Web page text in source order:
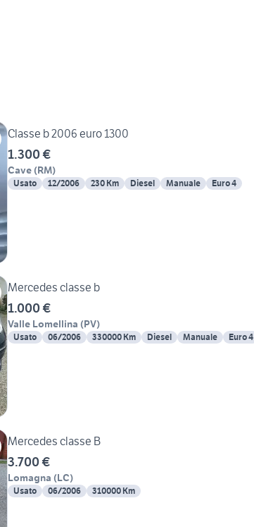
Classe b 2006 euro 1300
1.300 €
Cave (RM)
Usato 12/2006 230 Km Diesel Manuale Euro 4
Mercedes classe b
1.000 €
Valle Lomellina (PV)
Usato 06/2006 330000 Km Diesel Manuale Euro 4
Mercedes classe B
3.700 €
Lomagna (LC)
Usato 06/2006 310000 Km